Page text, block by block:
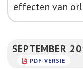
effecten van
SEPTEMBER
PDF-VERSIE